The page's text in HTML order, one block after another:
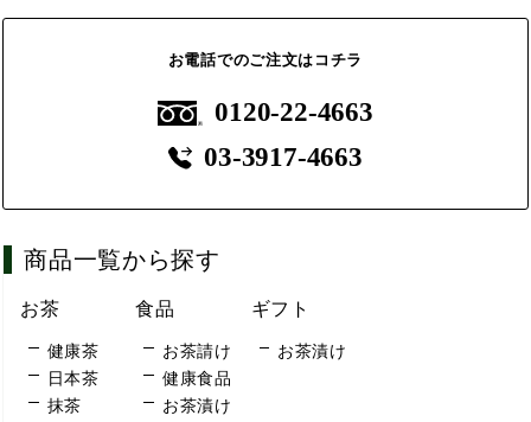
お電話でのご注文はコチラ
0120-22-4663
03-3917-4663
商品一覧から探す
お茶
健康茶
日本茶
抹茶
食品
お茶請け
健康食品
お茶漬け
ギフト
お茶漬け